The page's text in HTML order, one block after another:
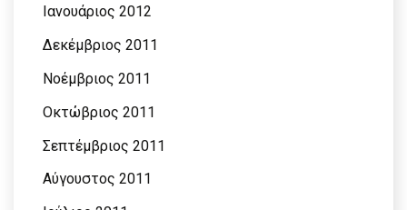
Ιανουάριος 2012
Δεκέμβριος 2011
Νοέμβριος 2011
Οκτώβριος 2011
Σεπτέμβριος 2011
Αύγουστος 2011